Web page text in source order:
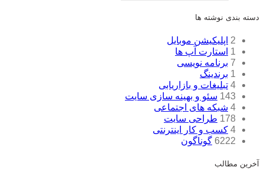
دسته بندی نوشته ها
2 اپلیکیشن موبایل
1 استارت آپ ها
7 برنامه نویسی
1 برندینگ
4 تبلیغات و بازاریابی
143 سئو و بهینه سازی سایت
4 شبکه های اجتماعی
178 طراحی سایت
4 کسب و کار اینترنتی
6222 گوناگون
آخرین مطالب